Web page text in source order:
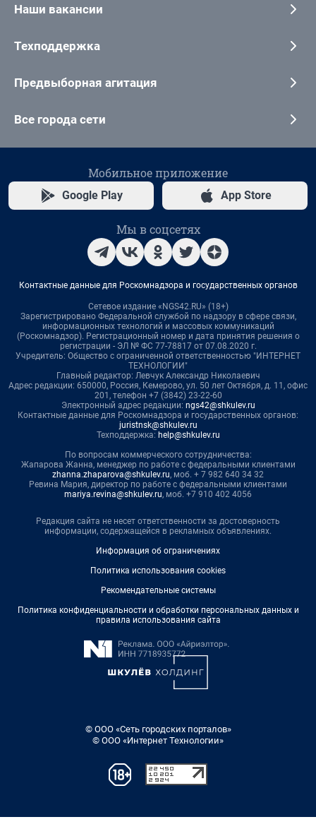
Наши вакансии
Техподдержка
Предвыборная агитация
Все города сети
Мобильное приложение
Google Play App Store
Мы в соцсетях
Контактные данные для Роскомнадзора и государственных органов
Сетевое издание «NGS42.RU» (18+)
Зарегистрировано Федеральной службой по надзору в сфере связи,
информационных технологий и массовых коммуникаций
(Роскомнадзор). Регистрационный номер и дата принятия решения о
регистрации - ЭЛ № ФС 77-78817 от 07.08.2020 г.
Учредитель: Общество с ограниченной ответственностью "ИНТЕРНЕТ
ТЕХНОЛОГИИ"
Главный редактор: Левчук Александр Николаевич
Адрес редакции: 650000, Россия, Кемерово, ул. 50 лет Октября, д. 11, офис
201, телефон +7 (3842) 23-22-60
Электронный адрес редакции: ngs42@shkulev.ru
Контактные данные для Роскомнадзора и государственных органов:
juristnsk@shkulev.ru
Техподдержка: help@shkulev.ru
По вопросам коммерческого сотрудничества:
Жапарова Жанна, менеджер по работе с федеральными клиентами
zhanna.zhaparova@shkulev.ru, моб. + 7 982 640 34 32
Ревина Мария, директор по работе с федеральными клиентами
mariya.revina@shkulev.ru, моб. +7 910 402 4056
Редакция сайта не несет ответственности за достоверность
информации, содержащейся в рекламных объявлениях.
Информация об ограничениях
Политика использования cookies
Рекомендательные системы
Политика конфиденциальности и обработки персональных данных и
правила использования сайта
© ООО «Сеть городских порталов»
© ООО «Интернет Технологии»